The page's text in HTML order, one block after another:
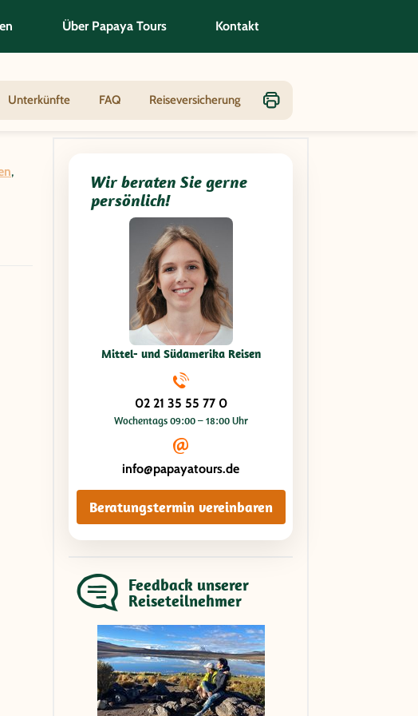
Über Papaya Tours Kontakt
Unterkünfte FAQ Reiseversicherung
& Gletscherwelten
,
Wir beraten Sie gerne
persönlich!
Mittel- und Südamerika Reisen
02 21 35 55 77 0
Wochentags 09:00 – 18:00 Uhr
info@papayatours.de
Beratungstermin vereinbaren
Feedback unserer
Reiseteilnehmer